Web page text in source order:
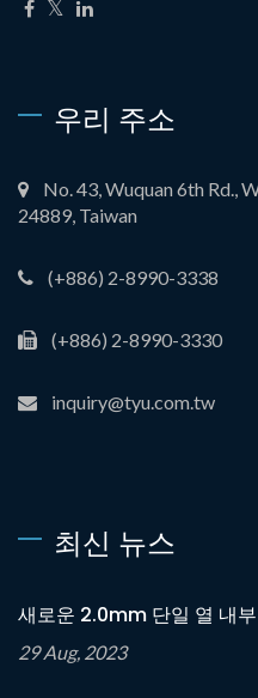
우리 주소
No. 43, Wuquan 6th Rd.,
24889, Taiwan
(+886) 2-8990-3338
(+886) 2-8990-3330
inquiry@tyu.com.tw
최신 뉴스
새로운 2.0mm 단일 열 내
29 Aug, 2023